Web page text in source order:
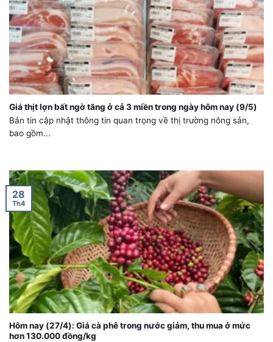
Giá thịt lợn bất ngờ tăng ở cả 3 miền trong ngày hôm nay (9/5)
Bản tin cập nhật thông tin quan trọng về thị trường nông sản,
bao gồm...
Hôm nay (27/4): Giá cà phê trong nước giảm, thu mua ở mức
hơn 130.000 đồng/kg
28
Th4